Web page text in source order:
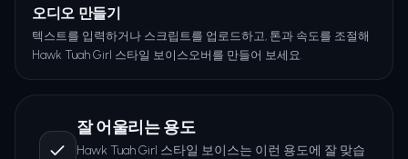
오디오 만들기
텍스트를 입력하거나 스크립트를 업로드하고, 톤과 속도를 조절해
Hawk Tuah Girl 스타일 보이스오버를 만들어 보세요.
잘 어울리는 용도
Hawk Tuah Girl 스타일 보이스는 이런 용도에 잘 맞습